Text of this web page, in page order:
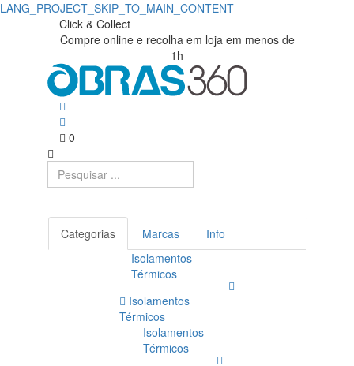
LANG_PROJECT_SKIP_TO_MAIN_CONTENT
Click & Collect
Compre online e recolha em loja em menos de
1h
0
Categorias Marcas
Info
Isolamentos
Térmicos
Isolamentos
Térmicos
Isolamentos
Térmicos